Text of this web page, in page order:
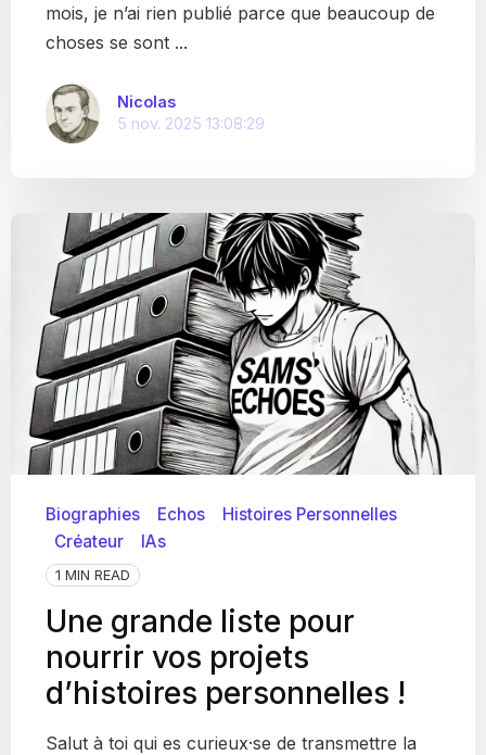
mois, je n’ai rien publié parce que beaucoup de
choses se sont ...
Nicolas
5 nov. 2025 13:08:29
Biographies Echos
Histoires Personnelles
Créateur
IAs
1 MIN READ
Une grande liste pour
nourrir vos projets
d’histoires personnelles !
Salut à toi qui es curieux·se de transmettre la